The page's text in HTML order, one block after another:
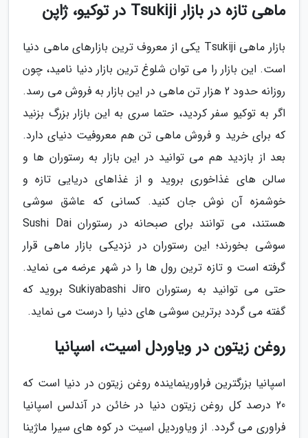
ماهی تازه در بازار Tsukiji در توکیو، ژاپن
بازار ماهی Tsukiji یکی از معروف ترین بازارهای ماهی دنیا
است. این بازار را می توان شلوغ ترین بازار دنیا نامید، چون
روزانه حدود 2 هزار تن ماهی در این بازار به فروش می رسد.
اگر به توکیو سفر کردید، حتما سری به این بازار بزرگ بزنید
که برای خرید و فروش ماهی تن هم معروفیت دنیای دارد.
بعد از بازدید هم می توانید در این بازار به رستوران ها و
سالن های غذاخوری بروید و از غذاهای دریایی تازه و
خوشمزه آن نوش جان کنید. کسانی که عاشق سوشی
هستند، می توانند برای صبحانه در رستوران Sushi Dai
سوشی بخورند؛ این رستوران در نزدیکی بازار ماهی قرار
گرفته است و تازه ترین رول ها را در شهر عرضه می نماید.
حتی می توانید به رستوران Sukiyabashi Jiro بروید که
گفته می گردد برترین سوشی های دنیا را درست می نماید.
روغن زیتون در ویاوردل اسیت، اسپانیا
اسپانیا بزرگترین فراورینماینده روغن زیتون در دنیا است که
20 درصد کل روغن زیتون دنیا در خائن در آندلس اسپانیا
فراوری می گردد. از ویاوردیل اسیت در کوه های سیرا ماژینا